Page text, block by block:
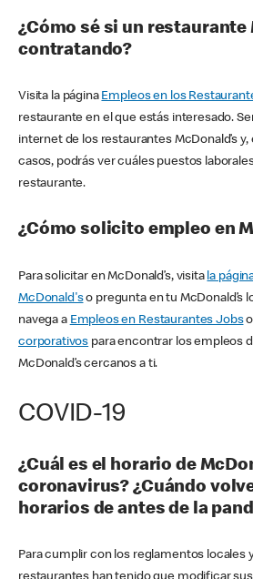
¿Cómo sé si un restaurante
contratando?
Visita la página Empleos en los
restaurante en el que estás interesado.
internet de los restaurantes McDonald’s y,
casos, podrás ver cuáles puestos
restaurante.
¿Cómo solicito empleo en
Para solicitar en McDonald’s, visita la
McDonald'so pregunta en tu McDonald’s
navega a Empleos en Restaurantes Jobso
corporativos para encontrar los empleos
McDonald’s cercanos a ti.
COVID-19
¿Cuál es el horario de
coronavirus? ¿Cuándo
horarios de antes de la
Para cumplir con los reglamentos locales